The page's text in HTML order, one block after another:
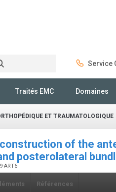
Service
Traités EMC Domaines
ET TRAUMATOLOGIQUE
of the
posterolateral
ART6
Références